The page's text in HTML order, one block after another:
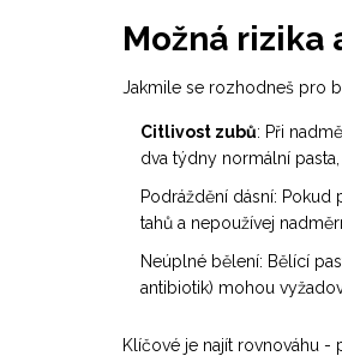
Možná rizika
Jakmile se rozhodneš pro
Citlivost zubů: Při
dva týdny normální
Podráždění dásní:
tahů a nepoužívej
Neúplné bělení: Bělící
antibiotik) mohou
Klíčové je najít rovnováhu -